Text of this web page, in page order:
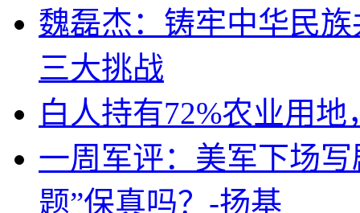
魏磊杰：铸牢中华民
三大挑战
白人持有72%农业用
一周军评：美军下场
题”保真吗？-扬基